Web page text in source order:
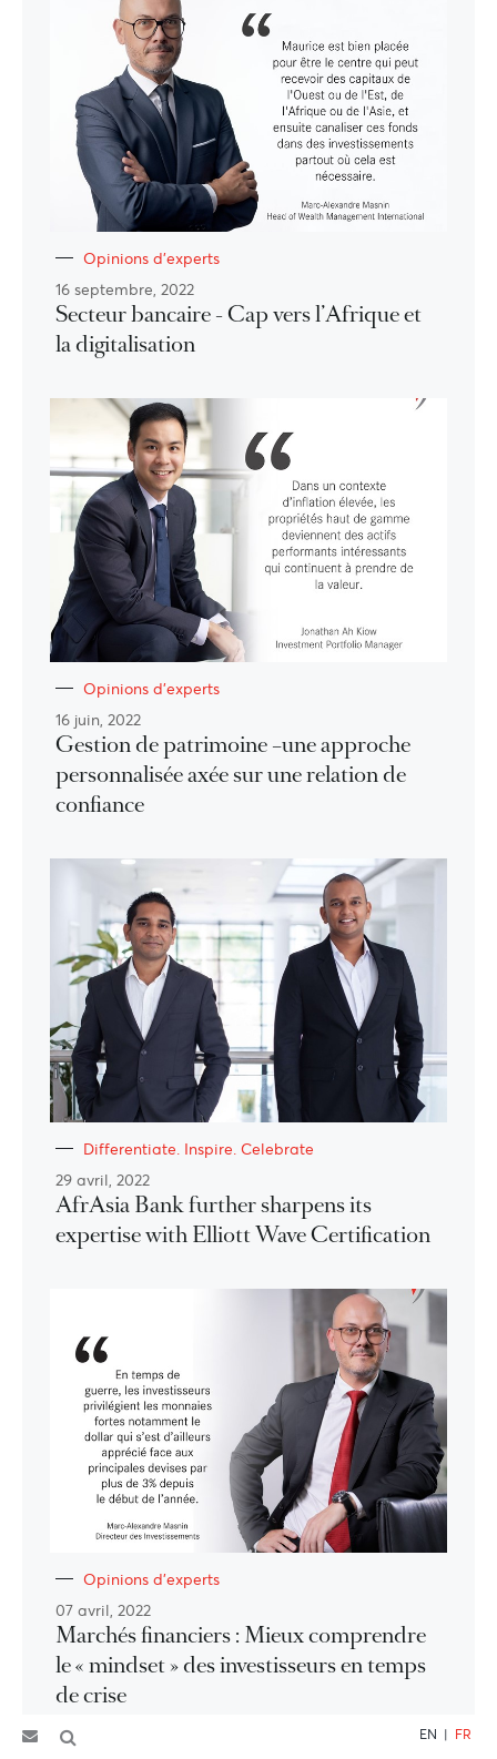
Opinions d'experts
16 septembre, 2022
Secteur bancaire - Cap vers l’Afrique et
la digitalisation
Opinions d'experts
16 juin, 2022
Gestion de patrimoine –une approche
personnalisée axée sur une relation de
confiance
Differentiate. Inspire. Celebrate
29 avril, 2022
AfrAsia Bank further sharpens its
expertise with Elliott Wave Certification
Opinions d'experts
07 avril, 2022
Marchés financiers : Mieux comprendre
le « mindset » des investisseurs en temps
de crise
EN | FR